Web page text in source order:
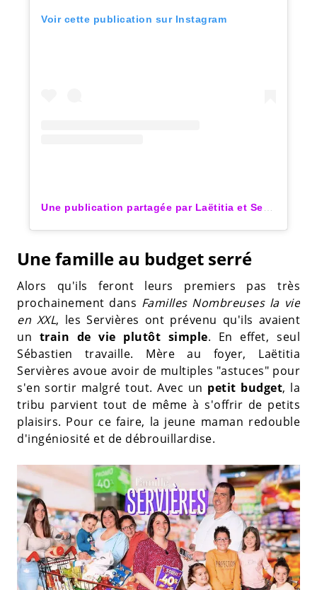
Voir cette publication sur Instagram
Une famille au budget serré
Alors qu'ils feront leurs premiers pas très
prochainement dans Familles Nombreuses la vie
en XXL, les Servières ont prévenu qu'ils avaient
un train de vie plutôt simple. En effet, seul
Sébastien travaille. Mère au foyer, Laëtitia
Servières avoue avoir de multiples "astuces" pour
s'en sortir malgré tout. Avec un petit budget, la
tribu parvient tout de même à s'offrir de petits
plaisirs. Pour ce faire, la jeune maman redouble
d'ingéniosité et de débrouillardise.